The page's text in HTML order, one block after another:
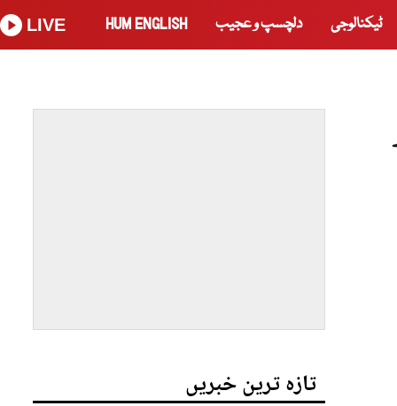
ٹیکنالوجی دلچسپ و عجیب HUM ENGLISH
LIVE
تازہ ترین خبریں